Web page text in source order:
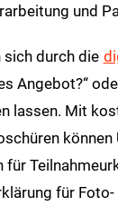
und
sich durch die
Angebot?“
lassen. Mit
für